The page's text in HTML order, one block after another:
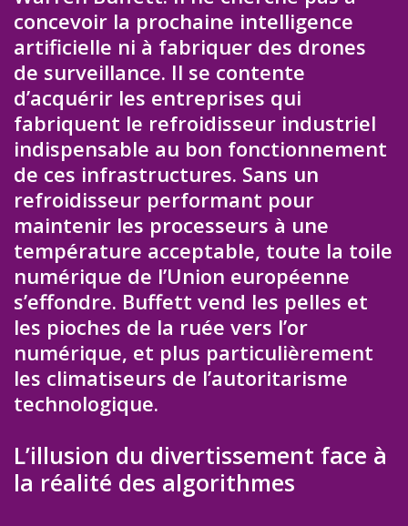
concevoir la prochaine intelligence
artificielle ni à fabriquer des drones
de surveillance. Il se contente
d’acquérir les entreprises qui
fabriquent le refroidisseur industriel
indispensable au bon fonctionnement
de ces infrastructures. Sans un
refroidisseur performant pour
maintenir les processeurs à une
température acceptable, toute la toile
numérique de l’Union européenne
s’effondre. Buffett vend les pelles et
les pioches de la ruée vers l’or
numérique, et plus particulièrement
les climatiseurs de l’autoritarisme
technologique.
L’illusion du divertissement face à
la réalité des algorithmes